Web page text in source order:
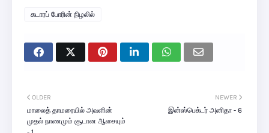
கடாரப் போரின் நிழலில்
NEWER
இன்ஸ்பெக்டர் அனிதா - 6
OLDER
மாலைத் தாமரையில் அவளின்
முதல் நாணமும் சூடான ஆசையும்